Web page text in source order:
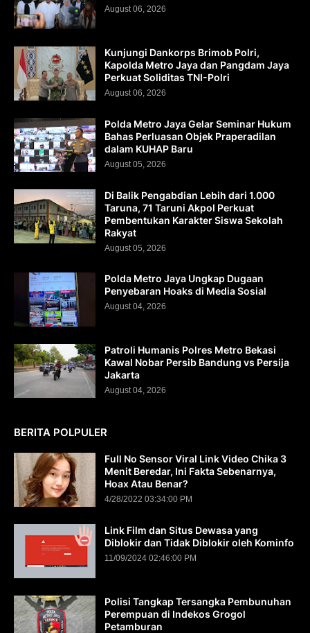
August 06, 2026
Kunjungi Dankorps Brimob Polri,
Kapolda Metro Jaya dan Pangdam Jaya
Perkuat Soliditas TNI-Polri
August 06, 2026
Polda Metro Jaya Gelar Seminar Hukum
Bahas Perluasan Objek Praperadilan
dalam KUHAP Baru
August 05, 2026
Di Balik Pengabdian Lebih dari 1.000
Taruna, 71 Taruni Akpol Perkuat
Pembentukan Karakter Siswa Sekolah
Rakyat
August 05, 2026
Polda Metro Jaya Ungkap Dugaan
Penyebaran Hoaks di Media Sosial
August 04, 2026
Patroli Humanis Polres Metro Bekasi
Kawal Nobar Persib Bandung vs Persija
Jakarta
August 04, 2026
BERITA POLPULER
Full No Sensor Viral Link Video Chika 3
Menit Beredar, Ini Fakta Sebenarnya,
Hoax Atau Benar?
4/28/2022 03:34:00 PM
Link Film dan Situs Dewasa yang
Diblokir dan Tidak Diblokir oleh Kominfo
11/09/2024 02:46:00 PM
Polisi Tangkap Tersangka Pembunuhan
Perempuan di Indekos Grogol
Petamburan